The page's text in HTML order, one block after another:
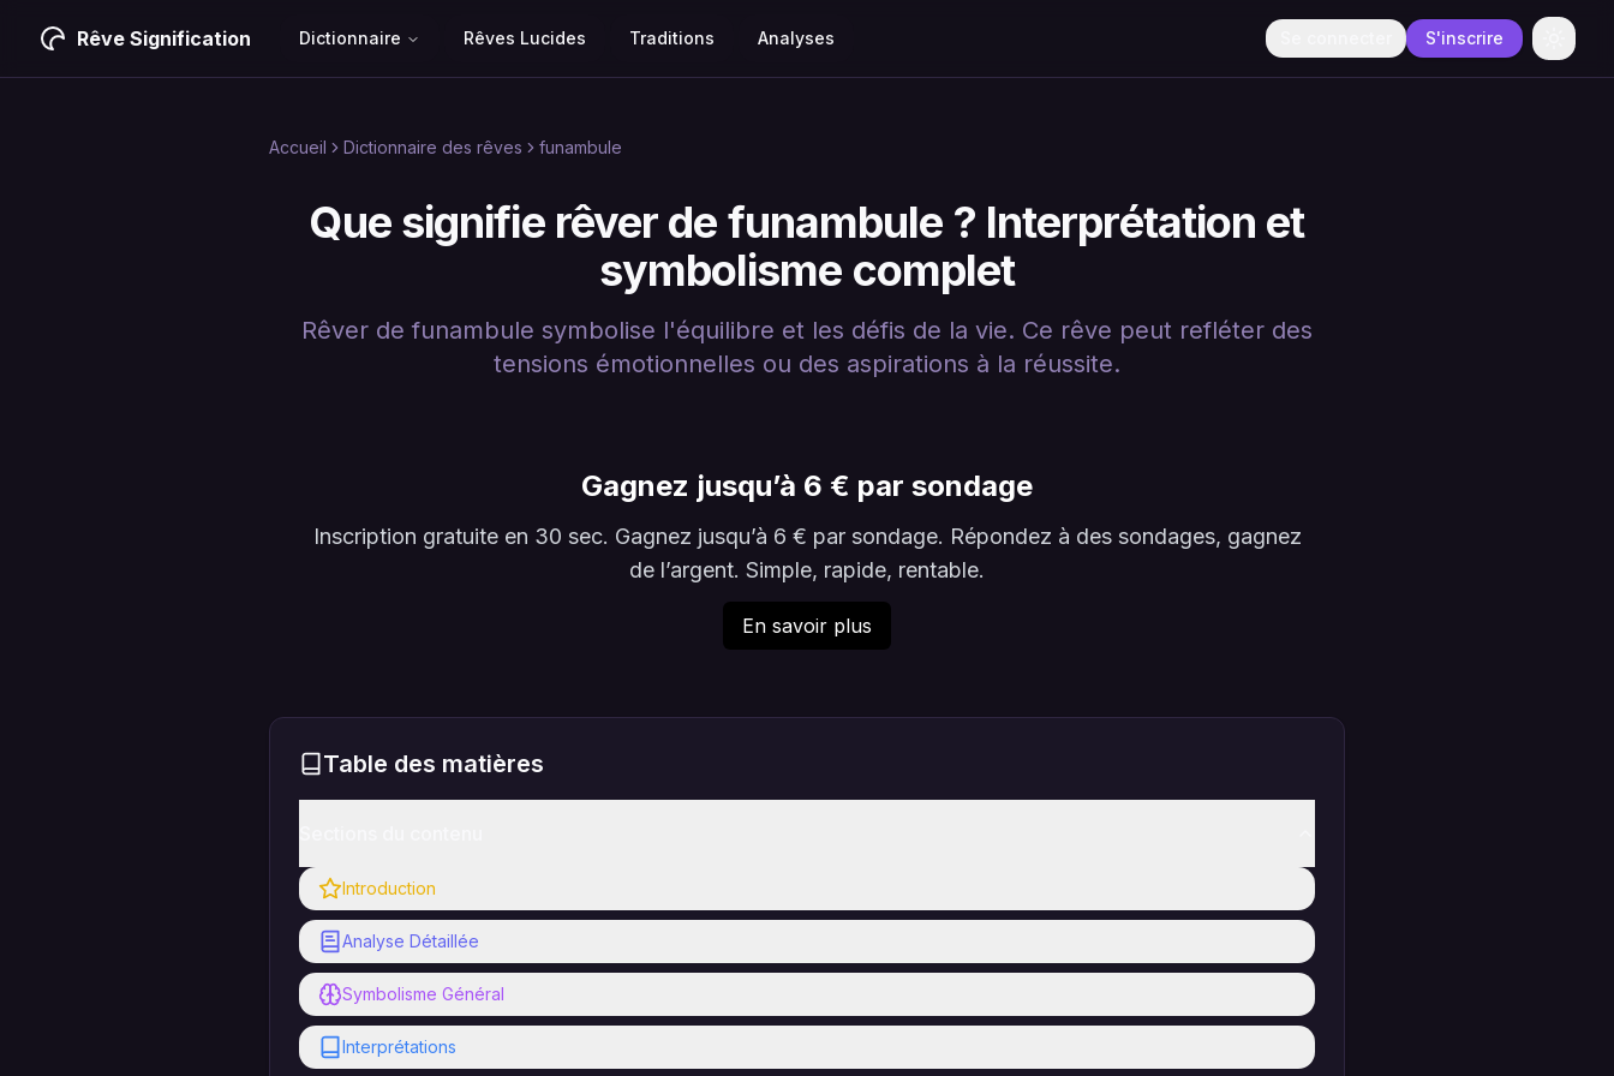
Rêve Signification Dictionnaire Rêves Lucides Traditions Analyses S'inscrire
Accueil Dictionnaire des rêves funambule
Que signifie rêver de funambule ? Interprétation et
symbolisme complet
Rêver de funambule symbolise l'équilibre et les défis de la vie. Ce rêve peut refléter des
tensions émotionnelles ou des aspirations à la réussite.
Gagnez jusqu’à 6 € par sondage
Inscription gratuite en 30 sec. Gagnez jusqu’à 6 € par sondage. Répondez à des sondages, gagnez
de l’argent. Simple, rapide, rentable.
En savoir plus
Table des matières
Introduction
Analyse Détaillée
Symbolisme Général
Interprétations